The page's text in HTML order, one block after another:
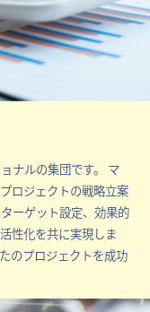
ナルの集団です。 マ
ロジェクトの戦略立案
ーゲット設定、効果的
性化を共に実現しま
のプロジェクトを成功